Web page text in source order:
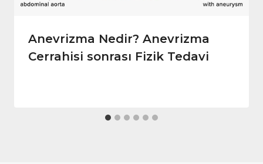
Anevrizma Nedir? Anevrizma
Cerrahisi sonrası Fizik Tedavi